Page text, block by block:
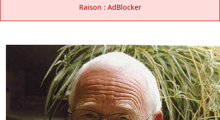
Raison : AdBlocker